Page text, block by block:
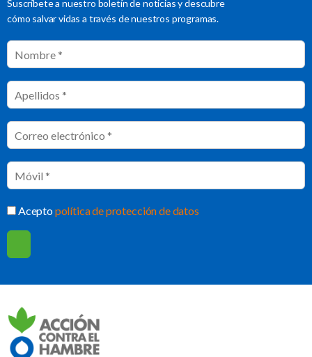
Suscríbete a nuestro boletín de noticias y descubre
cómo salvar vidas a través de nuestros programas.
Aceptopolítica de protección de datos